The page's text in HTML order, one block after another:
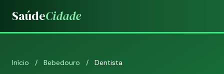
SaúdeCidade
Início / Bebedouro / Dentista